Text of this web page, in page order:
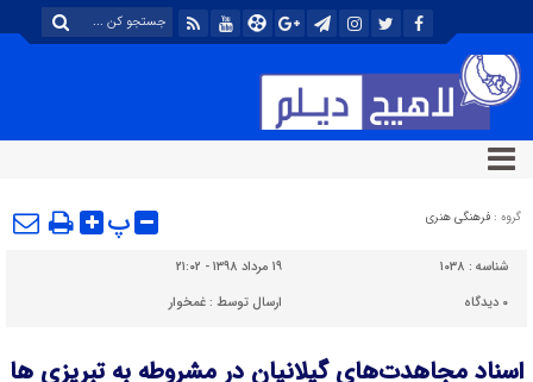
گروه : فرهنگی هنری پ
شناسه : ۱۰۳۸
۱۹ مرداد ۱۳۹۸ - ۲۱:۰۲
۰ دیدگاه ارسال توسط :غمخوار
اسناد مجاهدت‌های گیلانیان در مشروطه به تبریزی ها